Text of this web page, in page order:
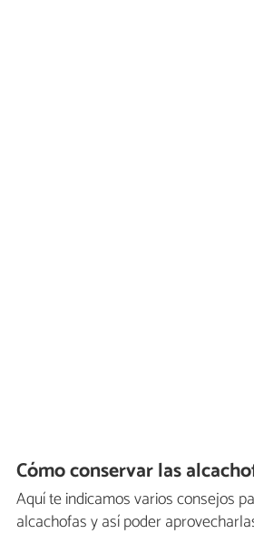
Cómo conservar las
Aquí te indicamos varios consejos
alcachofas y así poder